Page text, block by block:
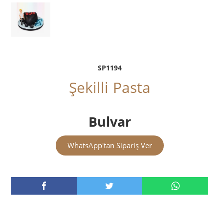
SP1194
Şekilli Pasta
Bulvar
WhatsApp'tan Sipariş Ver